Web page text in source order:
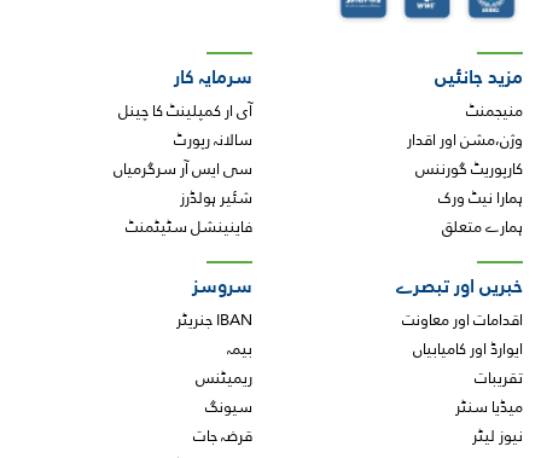
مزید جانئیں
منیجمنٹ
وژن،مشن اور اقدار
کارپوریٹ گورننس
ہمارا نیٹ ورک
ہمارے متعلق
سرمایہ کار
آی ار کمپلینٹ کا چینل
سالانہ رپورٹ
سی ایس آر سرگرمیاں
شئیر ہولڈرز
فاینینشل سٹیٹمنٹ
خبریں اور تبصرے
اقدامات اور معاونت
ایوارڈ اور کامیابیاں
تقریبات
میڈیا سنٹر
نیوز لیٹر
سروسز
IBAN جنریٹر
بیمہ
ریمیٹنس
سیونگ
قرضہ جات